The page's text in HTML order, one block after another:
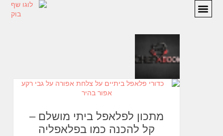
מתכונים
יצירת קשר
מתכון לפלאפל ביתי מושלם –
קל להכנה כמו בפלאפליה